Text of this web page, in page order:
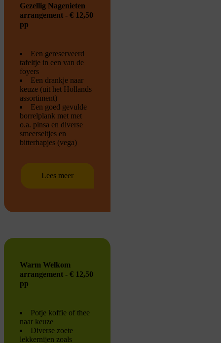
Gezellig Nagenieten
arrangement - € 12,50
pp
Een gereserveerd
tafeltje in een van de
foyers
Een drankje naar
keuze (uit het Hollands
assortiment)
Een goed gevulde
borrelplank met met
o.a. pinsa en diverse
smeerseltjes en
bitterhapjes (vega)
Lees meer
Warm Welkom
arrangement - € 12,50
pp
Potje koffie of thee
naar keuze
Diverse zoete
lekkernijen zoals